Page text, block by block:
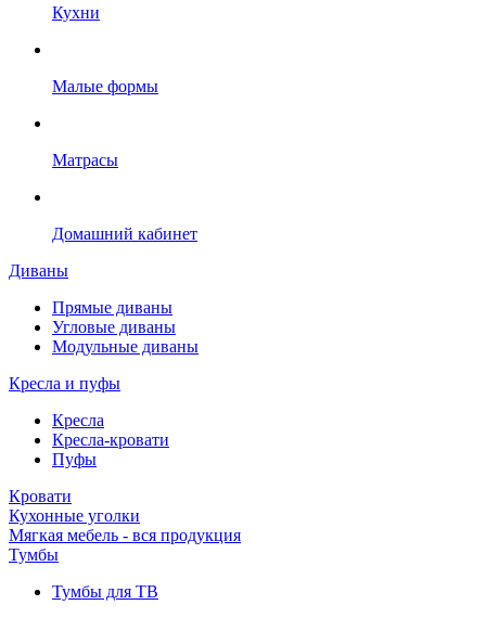
Кухни
Малые формы
Матрасы
Домашний кабинет
Диваны
Прямые диваны
Угловые диваны
Модульные диваны
Кресла и пуфы
Кресла
Кресла-кровати
Пуфы
Кровати
Кухонные уголки
Мягкая мебель - вся продукция
Тумбы
Тумбы для ТВ